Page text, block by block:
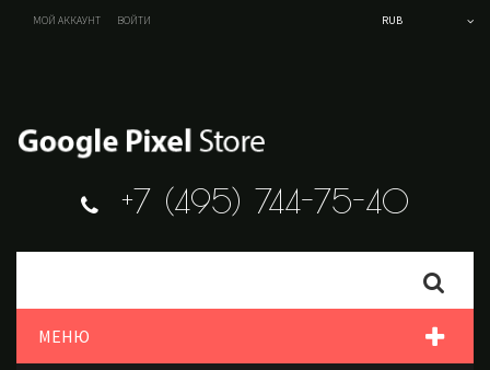
RUB
МОЙ АККАУНТ ВОЙТИ
+7 (495) 744-75-40
МЕНЮ